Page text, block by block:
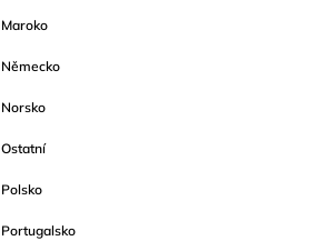
Maroko
Německo
Norsko
Ostatní
Polsko
Portugalsko